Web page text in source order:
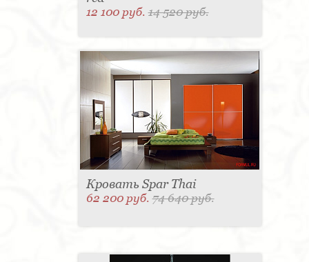
12 100 руб.14 520 руб.
Кровать Spar Thai
62 200 руб.74 640 руб.